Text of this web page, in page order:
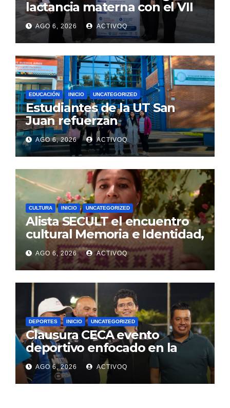
lactancia materna con el VII
Foro Estatal en la UAQ
AGO 6, 2026 ACTIVOQ
EDUCACIÓN INICIO UNCATEGORIZED
Estudiantes de la UT San
Juan refuerzan
conocimientos de turismo
rural, en Argentina
AGO 6, 2026 ACTIVOQ
CULTURA INICIO UNCATEGORIZED
Alista SECULT el encuentro
cultural Memoria e Identidad,
en Jalpan de Serra
AGO 6, 2026 ACTIVOQ
DEPORTES INICIO UNCATEGORIZED
Clausura CECA evento
deportivo enfocado en la
prevención y tratamiento de
adicciones
AGO 6, 2026 ACTIVOQ